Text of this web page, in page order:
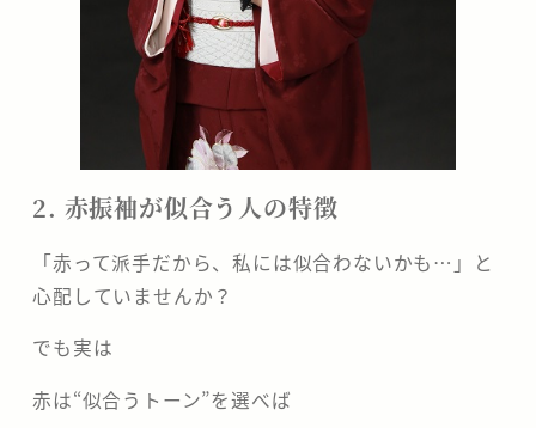
2. 赤振袖が似合う人の特徴
「赤って派手だから、私には似合わないかも…」と
心配していませんか？
でも実は
赤は“似合うトーン”を選べば